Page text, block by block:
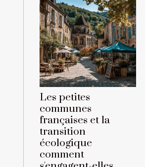
Les petites
communes
françaises et la
transition
écologique
comment